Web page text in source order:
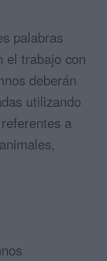
palabras
el trabajo con
deberán
utilizando
a